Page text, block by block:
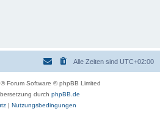
Alle Zeiten sind UTC+02:00
® Forum Software © phpBB Limited
durch phpBB.de
| Nutzungsbedingungen